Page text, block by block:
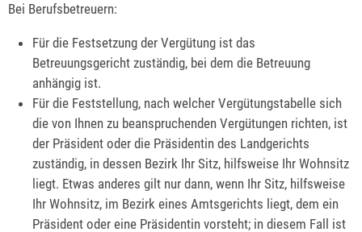
Bei Berufsbetreuern:
Für die Festsetzung der Vergütung ist das
Betreuungsgericht zuständig, bei dem die Betreuung
anhängig ist.
Für die Feststellung, nach welcher Vergütungstabelle sich
die von Ihnen zu beanspruchenden Vergütungen richten, ist
der Präsident oder die Präsidentin des Landgerichts
zuständig, in dessen Bezirk Ihr Sitz, hilfsweise Ihr Wohnsitz
liegt. Etwas anderes gilt nur dann, wenn Ihr Sitz, hilfsweise
Ihr Wohnsitz, im Bezirk eines Amtsgerichts liegt, dem ein
Präsident oder eine Präsidentin vorsteht; in diesem Fall ist